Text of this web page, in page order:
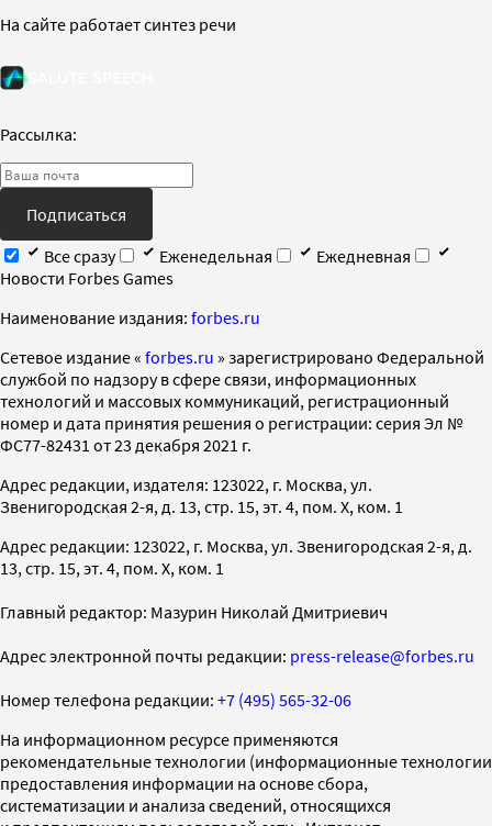
На сайте работает синтез речи
Рассылка:
Подписаться
Все сразу
Еженедельная
Ежедневная
Новости Forbes Games
Наименование издания: forbes.ru
Cетевое издание « forbes.ru » зарегистрировано Федеральной
службой по надзору в сфере связи, информационных
технологий и массовых коммуникаций, регистрационный
номер и дата принятия решения о регистрации: серия Эл №
ФС77-82431 от 23 декабря 2021 г.
Адрес редакции, издателя: 123022, г. Москва, ул.
Звенигородская 2-я, д. 13, стр. 15, эт. 4, пом. X, ком. 1
Адрес редакции: 123022, г. Москва, ул. Звенигородская 2-я, д.
13, стр. 15, эт. 4, пом. X, ком. 1
Главный редактор: Мазурин Николай Дмитриевич
Адрес электронной почты редакции: press-release@forbes.ru
Номер телефона редакции: +7 (495) 565-32-06
На информационном ресурсе применяются
рекомендательные технологии (информационные технологии
предоставления информации на основе сбора,
систематизации и анализа сведений, относящихся